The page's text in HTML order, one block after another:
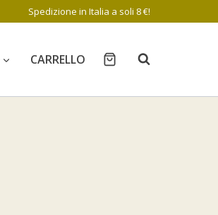
Spedizione in Italia a soli 8 €!
CARRELLO